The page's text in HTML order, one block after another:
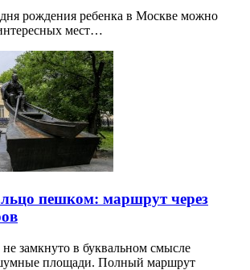
рождения ребенка в Москве можно
мест…
пешком: маршрут через
не замкнуто в буквальном смысле
площади. Полный маршрут